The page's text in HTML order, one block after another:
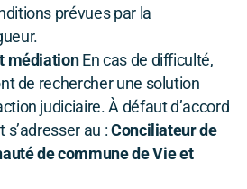
prévues par la
médiationEn cas de difficulté,
de rechercher une solution
judiciaire. À défaut d’accord
s’adresser au : Conciliateur de
de commune de Vie et